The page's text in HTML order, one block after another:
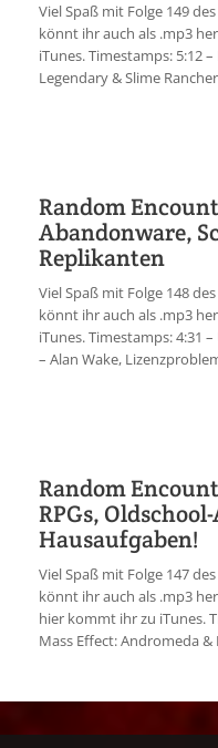
Viel Spaß mit Folge 149
könnt ihr auch als .mp3
iTunes. Timestamps: 5:12
Legendary & Slime
Random
Abandonware,
Replikanten
Viel Spaß mit Folge 148
könnt ihr auch als .mp3
iTunes. Timestamps: 4:31
– Alan Wake,
Random
RPGs,
Hausaufgaben!
Viel Spaß mit Folge 147
könnt ihr auch als .mp3
hier kommt ihr zu iTunes.
Mass Effect: Andromeda &